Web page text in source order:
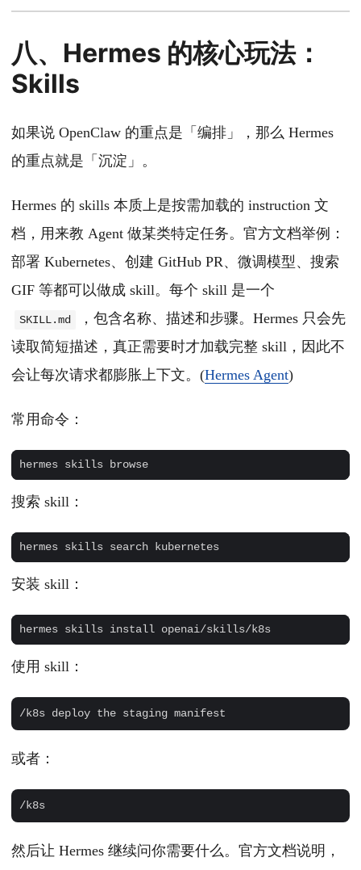
八、Hermes 的核心玩法：
Skills
如果说 OpenClaw 的重点是「编排」，那么 Hermes
的重点就是「沉淀」。
Hermes 的 skills 本质上是按需加载的 instruction 文
档，用来教 Agent 做某类特定任务。官方文档举例：
部署 Kubernetes、创建 GitHub PR、微调模型、搜索
GIF 等都可以做成 skill。每个 skill 是一个
SKILL.md
，包含名称、描述和步骤。Hermes 只会先
读取简短描述，真正需要时才加载完整 skill，因此不
会让每次请求都膨胀上下文。(Hermes Agent)
常用命令：
搜索 skill：
安装 skill：
使用 skill：
或者：
然后让 Hermes 继续问你需要什么。官方文档说明，